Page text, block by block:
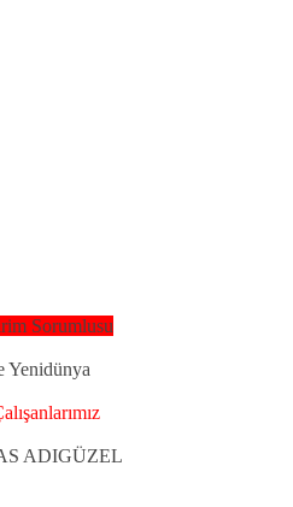
Sorumlusu
Yenidünya
ADIGÜZEL